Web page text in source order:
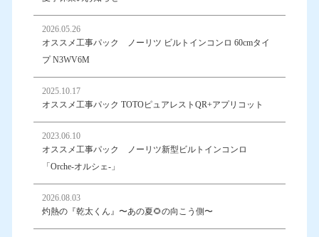
2026.05.26
オススメ工事パック ノーリツ ビルトインコンロ 60cmタイ
プ N3WV6M
2025.10.17
オススメ工事パック TOTOピュアレストQR+アプリコット
2023.06.10
オススメ工事パック ノーリツ新型ビルトインコンロ
「Orche-オルシェ-」
2026.08.03
灼熱の『乾太くん』〜あの夏🌻の向こう側〜